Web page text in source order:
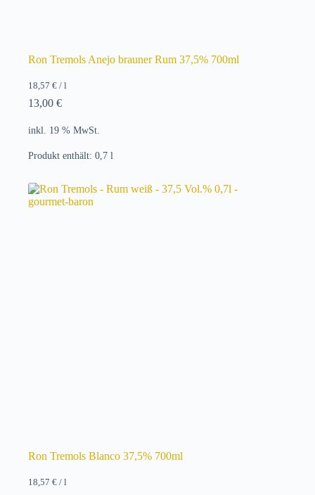
Ron Tremols Anejo brauner Rum 37,5% 700ml
18,57 € / l
13,00 €
inkl. 19 % MwSt.
Produkt enthält: 0,7 l
Ron Tremols Blanco 37,5% 700ml
18,57 € / l